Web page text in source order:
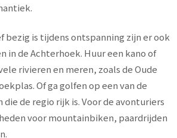
bezig is tijdens ontspanning zijn er ook
in de Achterhoek. Huur een kano of
rivieren en meren, zoals de Oude
Of ga golfen op een van de
de regio rijk is. Voor de avonturiers
voor mountainbiken, paardrijden